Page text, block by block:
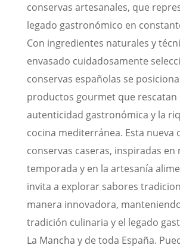
conservas artesanales, que
legado gastronómico en
Con ingredientes naturales y
envasado cuidadosamente
conservas españolas se
productos gourmet que rescatan
autenticidad gastronómica y la
cocina mediterránea. Esta nueva
conservas caseras, inspiradas en
temporada y en la artesanía
invita a explorar sabores
manera innovadora,
tradición culinaria y el legado
La Mancha y de toda España.